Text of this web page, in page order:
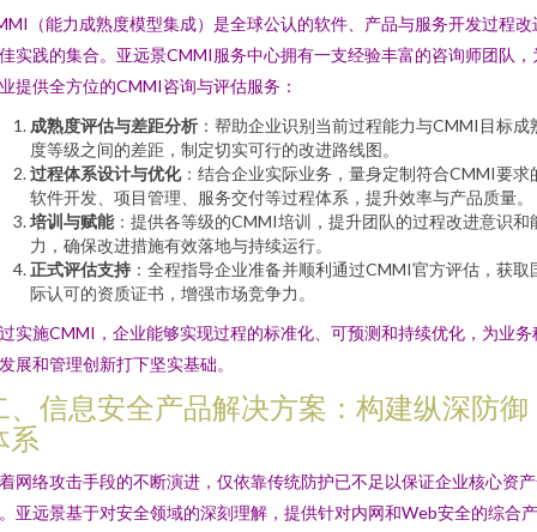
（能力成熟度模型集成）是全球公认的软件、产品与服务开发过程改
实践的集合。亚远景CMMI服务中心拥有一支经验丰富的咨询师团队，
提供全方位的CMMI咨询与评估服务：
成熟度评估与差距分析 ：帮助企业识别当前过程能力与CMMI目标成
度等级之间的差距，制定切实可行的改进路线图。
过程体系设计与优化：结合企业实际业务，量身定制符合CMMI要求
软件开发、项目管理、服务交付等过程体系，提升效率与产品质量。
培训与赋能：提供各等级的CMMI培训，提升团队的过程改进意识和
力，确保改进措施有效落地与持续运行。
正式评估支持 ：全程指导企业准备并顺利通过CMMI官方评估，获取
际认可的资质证书，增强市场竞争力。
实施CMMI，企业能够实现过程的标准化、可预测和持续优化，为业务
展和管理创新打下坚实基础。
、信息安全产品解决方案：构建纵深防御
系
网络攻击手段的不断演进，仅依靠传统防护已不足以保证企业核心资
亚远景基于对安全领域的深刻理解，提供针对内网和Web安全的综合